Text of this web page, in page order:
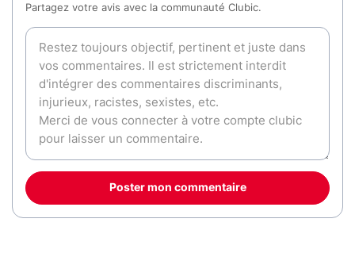
Partagez votre avis avec la communauté Clubic.
Poster mon commentaire